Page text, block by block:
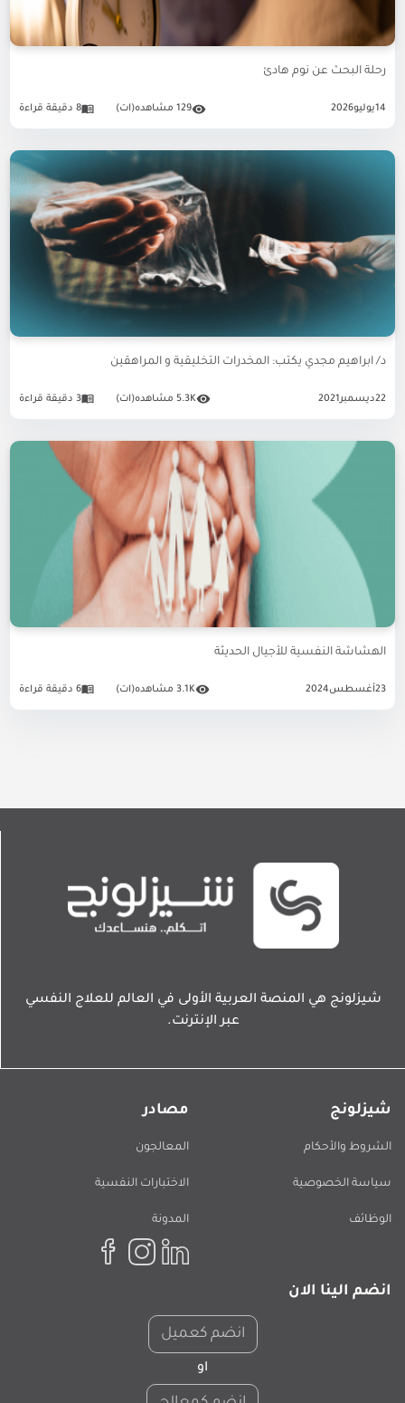
رحلة البحث عن نوم هادئ
14يوليو2026 129 مشاهده(ات) 8 دقيقة قراءة
د/ ابراهيم مجدي يكتب: المخدرات التخليقية و المراهقين
22ديسمبر2021 5.3K مشاهده(ات) 3 دقيقة قراءة
الهشاشة النفسية للأجيال الحديثة
23أغسطس2024 3.1K مشاهده(ات) 6 دقيقة قراءة
شيزلونج هي المنصة العربية الأولى في العالم للعلاج النفسي
عبر الإنترنت.
شيزلونج
الشروط والأحكام
سياسة الخصوصية
الوظائف
مصادر
المعالجون
الاختبارات النفسية
المدونة
انضم الينا الان
انضم كعميل
او